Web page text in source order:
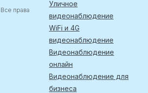
права
Уличное
видеонаблюдение
WiFi и 4G
видеонаблюдение
Видеонаблюдение
онлайн
Видеонаблюдение для
бизнеса